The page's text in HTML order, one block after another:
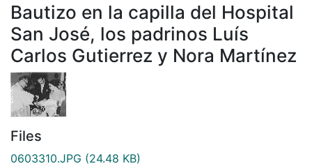
Bautizo en la capilla del Hospital
San José, los padrinos Luís
Carlos Gutierrez y Nora Martínez
Files
0603310.JPG (24.48 KB)